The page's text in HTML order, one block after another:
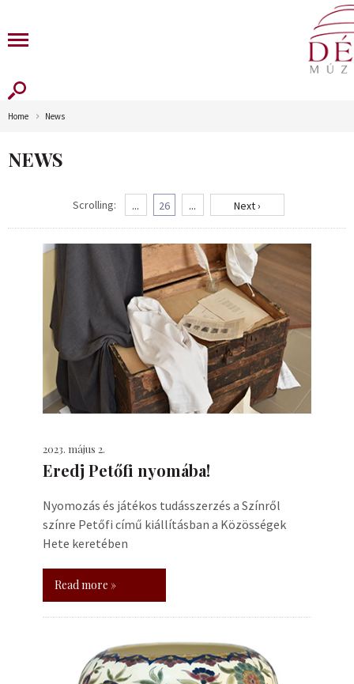
Home News
NEWS
Scrolling: ... 26 ... Next ›
2023. május 2.
Eredj Petőfi nyomába!
Nyomozás és játékos tudásszerzés a Színről
színre Petőfi című kiállításban a Közösségek
Hete keretében
Read more »